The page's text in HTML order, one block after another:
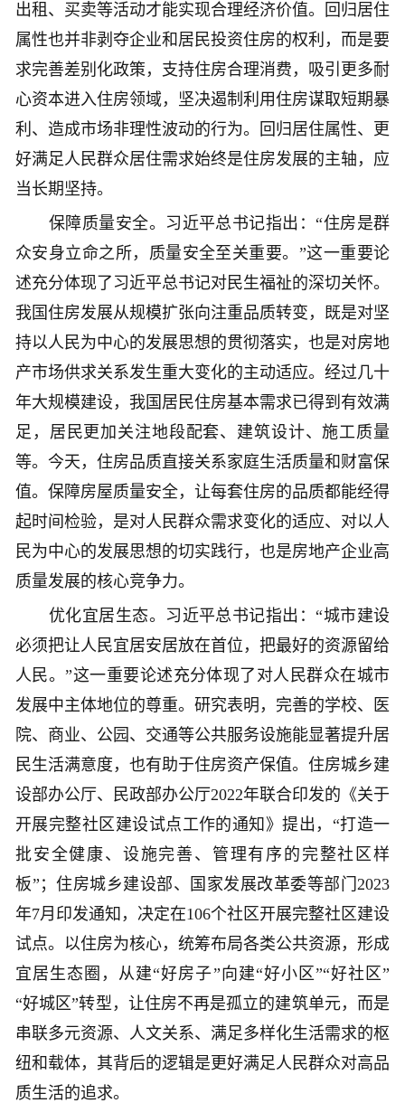
出租、买卖等活动才能实现合理经济价值。回归居住
属性也并非剥夺企业和居民投资住房的权利，而是要
求完善差别化政策，支持住房合理消费，吸引更多耐
心资本进入住房领域，坚决遏制利用住房谋取短期暴
利、造成市场非理性波动的行为。回归居住属性、更
好满足人民群众居住需求始终是住房发展的主轴，应
当长期坚持。
保障质量安全。习近平总书记指出：“住房是群
众安身立命之所，质量安全至关重要。”这一重要论
述充分体现了习近平总书记对民生福祉的深切关怀。
我国住房发展从规模扩张向注重品质转变，既是对坚
持以人民为中心的发展思想的贯彻落实，也是对房地
产市场供求关系发生重大变化的主动适应。经过几十
年大规模建设，我国居民住房基本需求已得到有效满
足，居民更加关注地段配套、建筑设计、施工质量
等。今天，住房品质直接关系家庭生活质量和财富保
值。保障房屋质量安全，让每套住房的品质都能经得
起时间检验，是对人民群众需求变化的适应、对以人
民为中心的发展思想的切实践行，也是房地产企业高
质量发展的核心竞争力。
优化宜居生态。习近平总书记指出：“城市建设
必须把让人民宜居安居放在首位，把最好的资源留给
人民。”这一重要论述充分体现了对人民群众在城市
发展中主体地位的尊重。研究表明，完善的学校、医
院、商业、公园、交通等公共服务设施能显著提升居
民生活满意度，也有助于住房资产保值。住房城乡建
设部办公厅、民政部办公厅2022年联合印发的《关于
开展完整社区建设试点工作的通知》提出，“打造一
批安全健康、设施完善、管理有序的完整社区样
板”；住房城乡建设部、国家发展改革委等部门2023
年7月印发通知，决定在106个社区开展完整社区建设
试点。以住房为核心，统筹布局各类公共资源，形成
宜居生态圈，从建“好房子”向建“好小区”“好社区”
“好城区”转型，让住房不再是孤立的建筑单元，而是
串联多元资源、人文关系、满足多样化生活需求的枢
纽和载体，其背后的逻辑是更好满足人民群众对高品
质生活的追求。